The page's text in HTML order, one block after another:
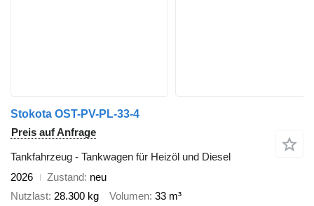
Stokota OST-PV-PL-33-4
Preis auf Anfrage
Tankfahrzeug - Tankwagen für Heizöl und Diesel
2026
Zustand neu
Nutzlast 28.300 kg Volumen 33 m³